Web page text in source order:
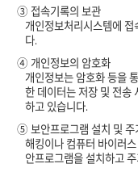
③ 접속기록의 보관
개인정보처리시스템에
다.
④ 개인정보의 암호화
개인정보는 암호화 등을
한 데이터는 저장 및 전송
하고 있습니다.
⑤ 보안프로그램 설치 및 주
해킹이나 컴퓨터 바이러
안프로그램을 설치하고